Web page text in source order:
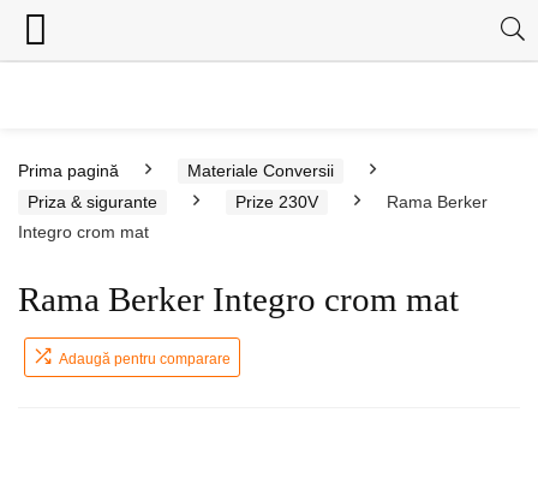
Prima pagină
Materiale Conversii
Priza & sigurante
Prize 230V
Rama Berker
Integro crom mat
Rama Berker Integro crom mat
Adaugă pentru comparare